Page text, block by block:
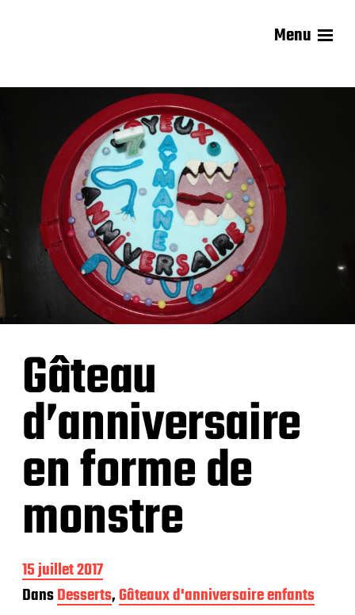
Menu
Gâteau
d’anniversaire
en forme de
monstre
D
a
t
15 juillet 2017
DansDesserts,Gâteaux d'anniversaire enfants